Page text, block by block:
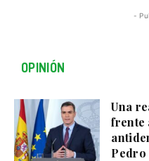
-
OPINIÓN
Una
frente
Pedro